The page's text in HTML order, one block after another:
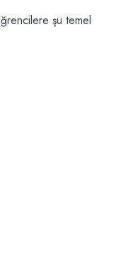
şu temel